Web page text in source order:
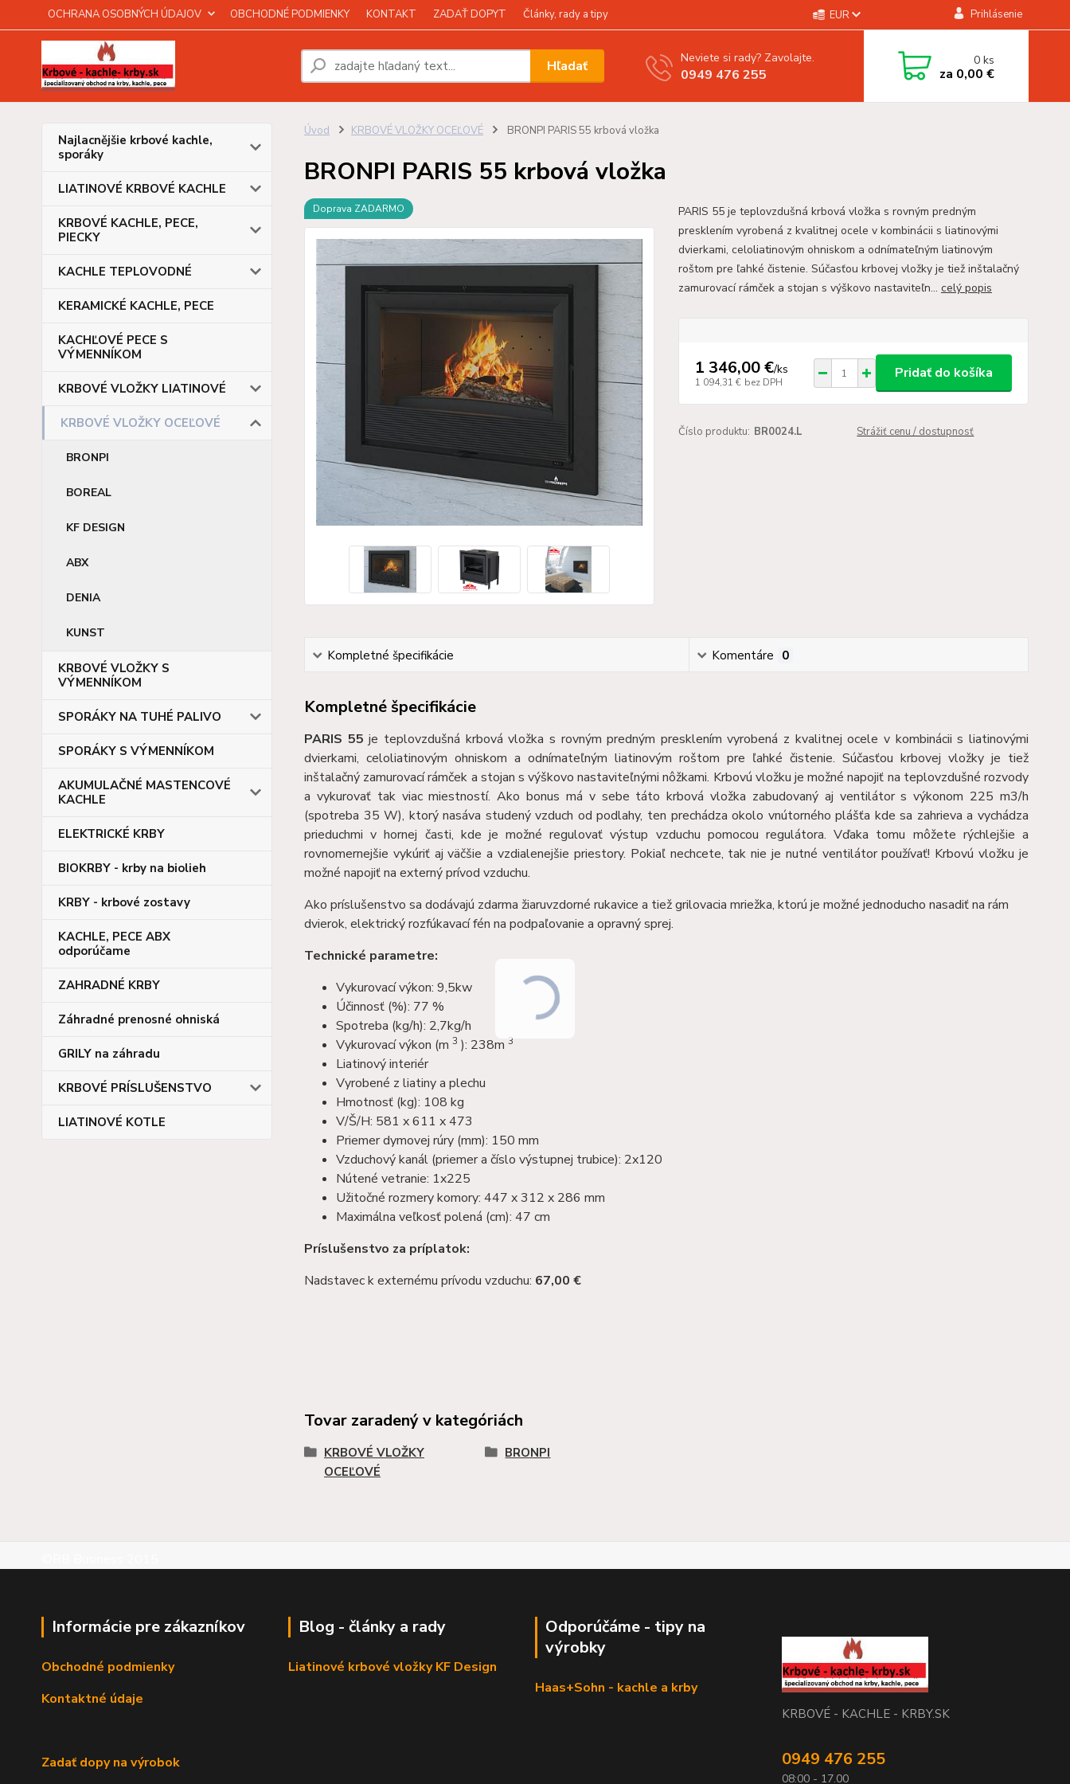
OCHRANA OSOBNÝCH ÚDAJOV OBCHODNÉ PODMIENKY KONTAKT ZADAŤ DOPYT Články, rady a tipy EUR Prihlásenie
Hľadať Neviete si rady? Zavolajte.
0949 476 255
0ks
za 0,00 €
Najlacnějšie krbové kachle,
sporáky
LIATINOVÉ KRBOVÉ KACHLE
KRBOVÉ KACHLE, PECE,
PIECKY
KACHLE TEPLOVODNÉ
KERAMICKÉ KACHLE, PECE
KACHĽOVÉ PECE S
VÝMENNÍKOM
KRBOVÉ VLOŽKY LIATINOVÉ
KRBOVÉ VLOŽKY OCEĽOVÉ
BRONPI
BOREAL
KF DESIGN
ABX
DENIA
KUNST
KRBOVÉ VLOŽKY S
VÝMENNÍKOM
SPORÁKY NA TUHÉ PALIVO
SPORÁKY S VÝMENNÍKOM
AKUMULAČNÉ MASTENCOVÉ
KACHLE
ELEKTRICKÉ KRBY
BIOKRBY - krby na biolieh
KRBY - krbové zostavy
KACHLE, PECE ABX
odporúčame
ZAHRADNÉ KRBY
Záhradné prenosné ohniská
GRILY na záhradu
KRBOVÉ PRÍSLUŠENSTVO
LIATINOVÉ KOTLE
Úvod KRBOVÉ VLOŽKY OCEĽOVÉ BRONPI PARIS 55 krbová vložka
BRONPI PARIS 55 krbová vložka
Doprava ZADARMO
PARIS 55 je teplovzdušná krbová vložka s rovným predným
presklením vyrobená z kvalitnej ocele v kombinácii s liatinovými
dvierkami, celoliatinovým ohniskom a odnímateľným liatinovým
roštom pre ľahké čistenie. Súčasťou krbovej vložky je tiež inštalačný
zamurovací rámček a stojan s výškovo nastaviteľn... celý popis
1 346,00 €/ks
1 094,31 € bez DPH
Pridať do košíka
Číslo produktu: BR0024.L Strážiť cenu / dostupnosť
Kompletné špecifikácie Komentáre 0
Kompletné špecifikácie
PARIS 55 je teplovzdušná krbová vložka s rovným predným presklením vyrobená z kvalitnej ocele v kombinácii s liatinovými
dvierkami, celoliatinovým ohniskom a odnímateľným liatinovým roštom pre ľahké čistenie. Súčasťou krbovej vložky je tiež
inštalačný zamurovací rámček a stojan s výškovo nastaviteľnými nôžkami. Krbovú vložku je možné napojiť na teplovzdušné rozvody
a vykurovať tak viac miestností. Ako bonus má v sebe táto krbová vložka zabudovaný aj ventilátor s výkonom 225 m3/h
(spotreba 35 W), ktorý nasáva studený vzduch od podlahy, ten prechádza okolo vnútorného plášťa kde sa zahrieva a vychádza
prieduchmi v hornej časti, kde je možné regulovať výstup vzduchu pomocou regulátora. Vďaka tomu môžete rýchlejšie a
rovnomernejšie vykúriť aj väčšie a vzdialenejšie priestory. Pokiaľ nechcete, tak nie je nutné ventilátor používať! Krbovú vložku je
možné napojiť na externý prívod vzduchu.
Ako príslušenstvo sa dodávajú zdarma žiaruvzdorné rukavice a tiež grilovacia mriežka, ktorú je možné jednoducho nasadiť na rám
dvierok, elektrický rozfúkavací fén na podpaľovanie a opravný sprej.
Technické parametre:
Vykurovací výkon: 9,5kw
Účinnosť (%): 77 %
Spotreba (kg/h): 2,7kg/h
Vykurovací výkon (m 3 ): 238m 3
Liatinový interiér
Vyrobené z liatiny a plechu
Hmotnosť (kg): 108 kg
V/Š/H: 581 x 611 x 473
Priemer dymovej rúry (mm): 150 mm
Vzduchový kanál (priemer a číslo výstupnej trubice): 2x120
Nútené vetranie: 1x225
Užitočné rozmery komory: 447 x 312 x 286 mm
Maximálna veľkosť polená (cm): 47 cm
Príslušenstvo za príplatok:
Nadstavec k externému prívodu vzduchu: 67,00 €
Tovar zaradený v kategóriách
KRBOVÉ VLOŽKY
OCEĽOVÉ
BRONPI
Informácie pre zákazníkov
Obchodné podmienky
Kontaktné údaje
Zadať dopy na výrobok
Blog - články a rady
Liatinové krbové vložky KF Design
Odporúčáme - tipy na
výrobky
Haas+Sohn - kachle a krby
KRBOVÉ - KACHLE - KRBY.SK
0949 476 255
08:00 - 17.00